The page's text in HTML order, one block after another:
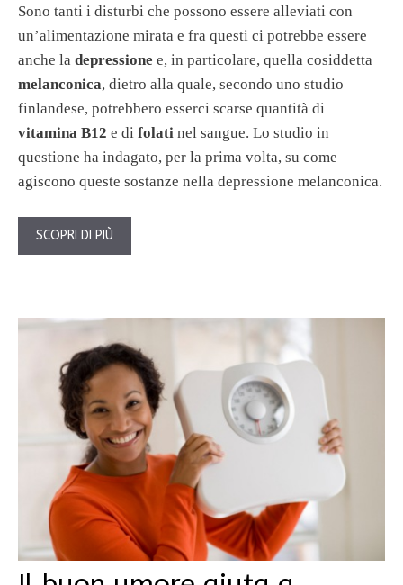
Sono tanti i disturbi che possono essere alleviati con
un’alimentazione mirata e fra questi ci potrebbe essere
anche la depressione e, in particolare, quella cosiddetta
melanconica, dietro alla quale, secondo uno studio
finlandese, potrebbero esserci scarse quantità di
vitamina B12 e di folati nel sangue. Lo studio in
questione ha indagato, per la prima volta, su come
agiscono queste sostanze nella depressione melanconica.
SCOPRI DI PIÙ